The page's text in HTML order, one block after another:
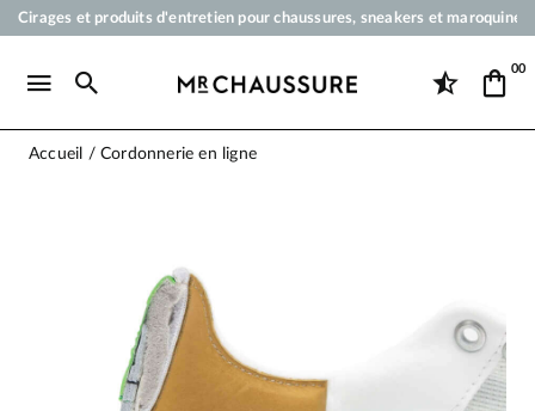
Cirages et produits d'entretien pour chaussures, sneakers et
Paiement en 3x 4x par carte bancaire dès 50 €
00
Accueil Cordonnerie en ligne